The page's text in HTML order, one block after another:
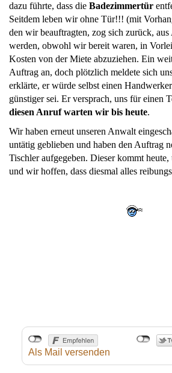
dazu führte, dass die Badezimmertür
Seitdem leben wir ohne Tür!!! (mit
den wir beauftragten, zog sich zurück,
werden, obwohl wir bereit waren, in
Kosten von der Miete abzuziehen. Ein
Auftrag an, doch plötzlich meldete sich
erklärte, er würde selbst einen
günstiger sei. Er versprach, uns für einen
diesen Anruf warten wir bis heute.
Wir haben erneut unseren Anwalt
untätig geblieben und haben den Auftrag
Tischler aufgegeben. Dieser kommt heute,
und wir hoffen, dass diesmal alles
Als Mail versenden